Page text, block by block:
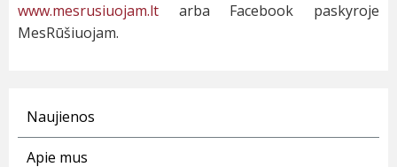
www.mesrusiuojam.lt arba Facebook paskyroje
MesRūšiuojam.
Naujienos
Apie mus